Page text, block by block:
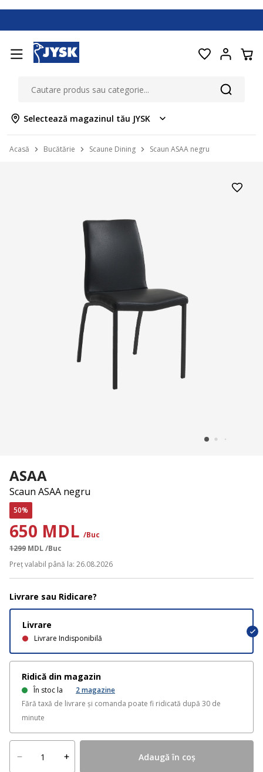
Selectează magazinul tău JYSK
Acasă Bucătărie Scaune Dining Scaun ASAA negru
ASAA
Scaun ASAA negru
50%
650 MDL /Buc
1299 MDL/Buc
Preț valabil până la: 26.08.2026
Livrare sau Ridicare?
Livrare
Livrare Indisponibilă
Ridică din magazin
În stoc la 2magazine
Fără taxă de livrare și comanda poate fi ridicată după 30 de
minute
Adaugă în coș